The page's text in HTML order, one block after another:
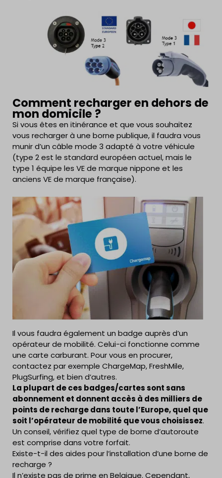
Comment recharger en dehors de
mon domicile ?
Si vous êtes en itinérance et que vous souhaitez
vous recharger à une borne publique, il faudra vous
munir d’un câble mode 3 adapté à votre véhicule
(type 2 est le standard européen actuel, mais le
type 1 équipe les VE de marque nippone et les
anciens VE de marque française).
Il vous faudra également un badge auprès d’un
opérateur de mobilité. Celui-ci fonctionne comme
une carte carburant. Pour vous en procurer,
contactez par exemple ChargeMap, FreshMile,
PlugSurfing, et bien d’autres.
La plupart de ces badges/cartes sont sans
abonnement et donnent accès à des milliers de
points de recharge dans toute l’Europe, quel que
soit l’opérateur de mobilité que vous choisissez.
Un conseil, vérifiez quel type de borne d’autoroute
est comprise dans votre forfait.
Existe-t-il des aides pour l’installation d’une borne de
recharge ?
Il n’existe pas de prime en Belgique. Cependant,